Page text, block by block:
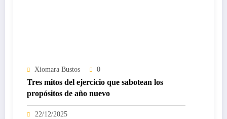
Xiomara Bustos 0
Tres mitos del ejercicio que sabotean los
propósitos de año nuevo
22/12/2025